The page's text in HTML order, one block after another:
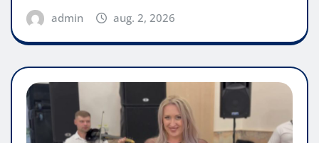
admin aug. 2, 2026